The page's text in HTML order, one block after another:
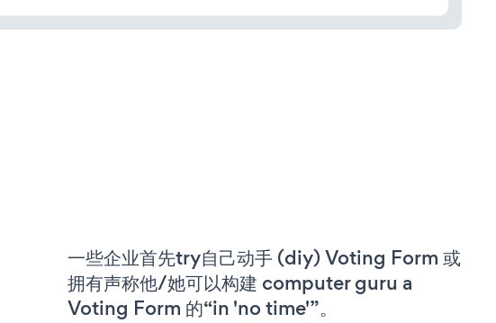
一些企业首先try自己动手 (diy) Voting Form 或
拥有声称他/她可以构建 computer guru a
Voting Form 的“in 'no time'”。